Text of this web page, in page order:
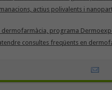
actius polivalents i
programa
consultes freqüents en